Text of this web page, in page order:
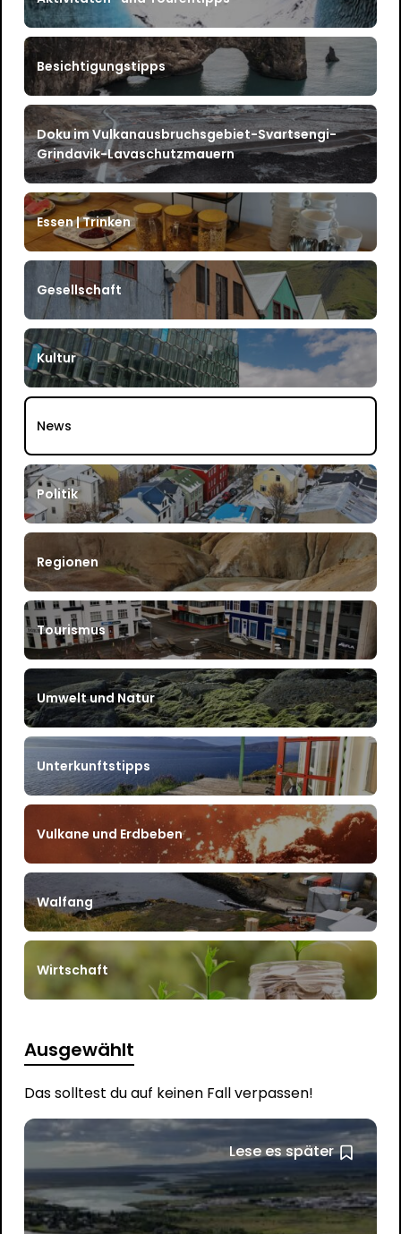
Besichtigungstipps
Doku im Vulkanausbruchsgebiet-Svartsengi-
Grindavik-Lavaschutzmauern
Essen | Trinken
Gesellschaft
Kultur
News
Politik
Regionen
Tourismus
Umwelt und Natur
Unterkunftstipps
Vulkane und Erdbeben
Walfang
Wirtschaft
Ausgewählt
Das solltest du auf keinen Fall verpassen!
Lese es später